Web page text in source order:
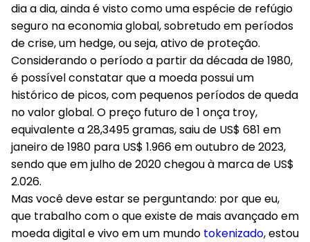
dia a dia, ainda é visto como uma espécie de refúgio
seguro na economia global, sobretudo em períodos
de crise, um hedge, ou seja, ativo de proteção.
Considerando o período a partir da década de 1980,
é possível constatar que a moeda possui um
histórico de picos, com pequenos períodos de queda
no valor global. O preço futuro de 1 onça troy,
equivalente a 28,3495 gramas, saiu de US$ 681 em
janeiro de 1980 para US$ 1.966 em outubro de 2023,
sendo que em julho de 2020 chegou à marca de US$
2.026.
Mas você deve estar se perguntando: por que eu,
que trabalho com o que existe de mais avançado em
moeda digital e vivo em um mundo tokenizado, estou